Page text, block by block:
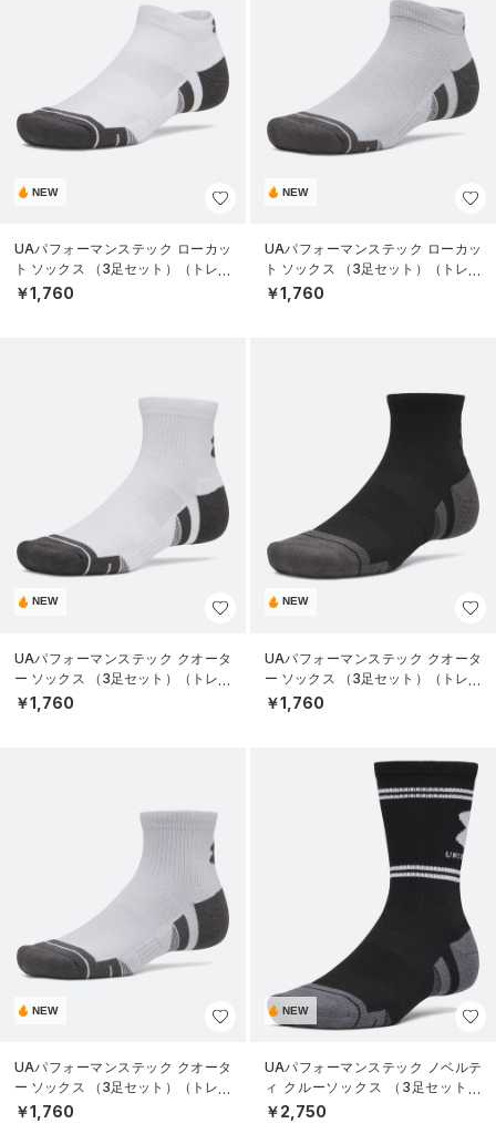
NEW
UAパフォーマンステック ローカッ
ト ソックス （3足セット）（トレー
ニング/UNISEX）
￥1,760
NEW
UAパフォーマンステック ローカッ
ト ソックス （3足セット）（トレー
ニング/UNISEX）
￥1,760
NEW
UAパフォーマンステック クオータ
ー ソックス （3足セット）（トレー
ニング/UNISEX）
￥1,760
NEW
UAパフォーマンステック クオータ
ー ソックス （3足セット）（トレー
ニング/UNISEX）
￥1,760
NEW
UAパフォーマンステック クオータ
ー ソックス （3足セット）（トレー
ニング/UNISEX）
￥1,760
NEW
UAパフォーマンステック ノベルテ
ィ クルーソックス （3足セット）
（トレーニング/UNISEX）
￥2,750